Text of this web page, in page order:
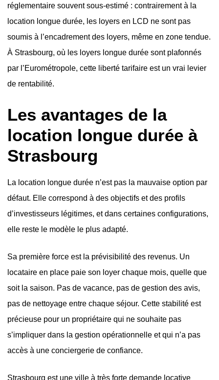
réglementaire souvent sous-estimé : contrairement à la
location longue durée, les loyers en LCD ne sont pas
soumis à l’encadrement des loyers, même en zone tendue.
À Strasbourg, où les loyers longue durée sont plafonnés
par l’Eurométropole, cette liberté tarifaire est un vrai levier
de rentabilité.
Les avantages de la
location longue durée à
Strasbourg
La location longue durée n’est pas la mauvaise option par
défaut. Elle correspond à des objectifs et des profils
d’investisseurs légitimes, et dans certaines configurations,
elle reste le modèle le plus adapté.
Sa première force est la prévisibilité des revenus. Un
locataire en place paie son loyer chaque mois, quelle que
soit la saison. Pas de vacance, pas de gestion des avis,
pas de nettoyage entre chaque séjour. Cette stabilité est
précieuse pour un propriétaire qui ne souhaite pas
s’impliquer dans la gestion opérationnelle et qui n’a pas
accès à une conciergerie de confiance.
Strasbourg est une ville à très forte demande locative